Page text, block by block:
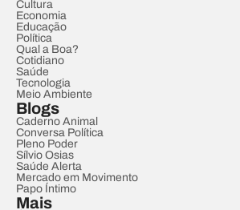
Cultura
Economia
Educação
Política
Qual a Boa?
Cotidiano
Saúde
Tecnologia
Meio Ambiente
Blogs
Caderno Animal
Conversa Política
Pleno Poder
Sílvio Osias
Saúde Alerta
Mercado em Movimento
Papo Íntimo
Mais